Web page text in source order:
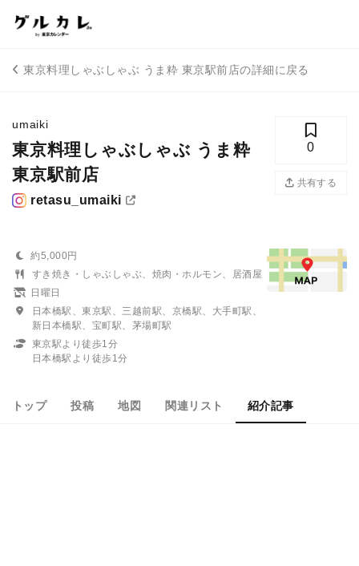
東京料理しゃぶしゃぶ うま粋 東京駅前店の詳細に戻る
umaiki
東京料理しゃぶしゃぶ うま粋
東京駅前店
retasu_umaiki
0
共有する
約5,000円
すき焼き・しゃぶしゃぶ、焼肉・ホルモン、居酒屋
日曜日
日本橋駅、東京駅、三越前駅、京橋駅、大手町駅、
新日本橋駅、宝町駅、茅場町駅
東京駅より徒歩1分
日本橋駅より徒歩1分
トップ 投稿 地図 関連リスト 紹介記事